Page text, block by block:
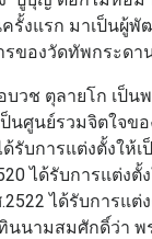
รั้งแรก มาเป็นผู้พั
รของวัดทัพกระดา
บวช ตุลายโก เป็
นศูนย์รวมจิตใจข
รับการแต่งตั้งให้
ได้รับการแต่งตั้
ได้รับการแต่
นามสมศักดิ์ว่า พ